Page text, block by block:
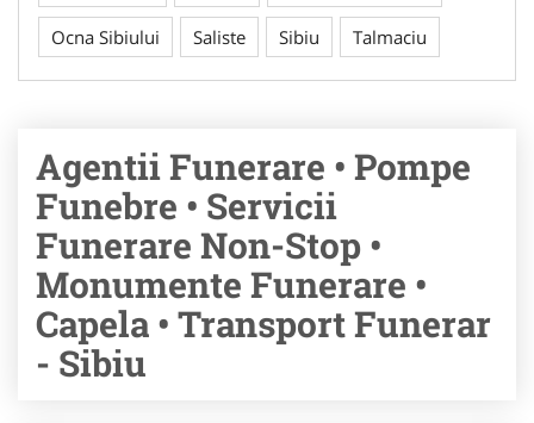
Ocna Sibiului Saliste Sibiu Talmaciu
Agentii Funerare • Pompe
Funebre • Servicii
Funerare Non-Stop •
Monumente Funerare •
Capela • Transport Funerar
- Sibiu